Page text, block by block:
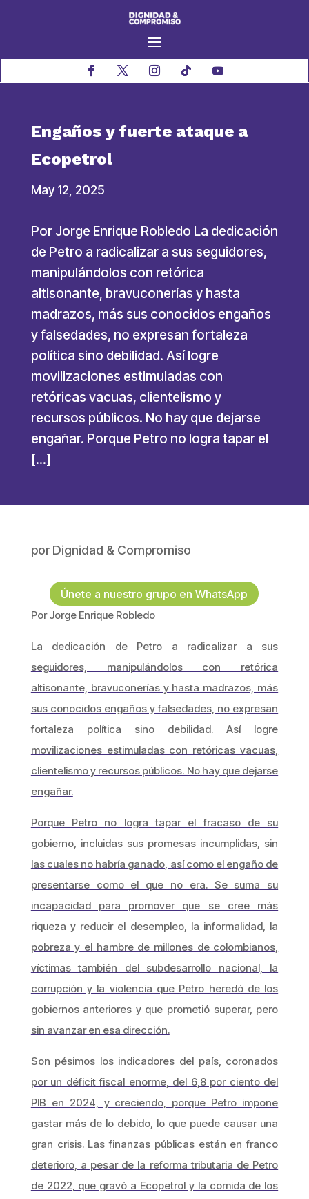
Engaños y fuerte ataque a
Ecopetrol
May 12, 2025
Por Jorge Enrique Robledo La dedicación
de Petro a radicalizar a sus seguidores,
manipulándolos con retórica
altisonante, bravuconerías y hasta
madrazos, más sus conocidos engaños
y falsedades, no expresan fortaleza
política sino debilidad. Así logre
movilizaciones estimuladas con
retóricas vacuas, clientelismo y
recursos públicos. No hay que dejarse
engañar. Porque Petro no logra tapar el
[…]
porDignidad & Compromiso
Únete a nuestro grupo en WhatsApp
Por Jorge Enrique Robledo
La dedicación de Petro a radicalizar a sus
seguidores, manipulándolos con retórica
altisonante, bravuconerías y hasta madrazos, más
sus conocidos engaños y falsedades, no expresan
fortaleza política sino debilidad. Así logre
movilizaciones estimuladas con retóricas vacuas,
clientelismo y recursos públicos. No hay que dejarse
engañar.
Porque Petro no logra tapar el fracaso de su
gobierno, incluidas sus promesas incumplidas, sin
las cuales no habría ganado, así como el engaño de
presentarse como el que no era. Se suma su
incapacidad para promover que se cree más
riqueza y reducir el desempleo, la informalidad, la
pobreza y el hambre de millones de colombianos,
víctimas también del subdesarrollo nacional, la
corrupción y la violencia que Petro heredó de los
gobiernos anteriores y que prometió superar, pero
sin avanzar en esa dirección.
Son pésimos los indicadores del país, coronados
por un déficit fiscal enorme, del 6,8 por ciento del
PIB en 2024, y creciendo, porque Petro impone
gastar más de lo debido, lo que puede causar una
gran crisis. Las finanzas públicas están en franco
deterioro, a pesar de la reforma tributaria de Petro
de 2022, que gravó a Ecopetrol y la comida de los